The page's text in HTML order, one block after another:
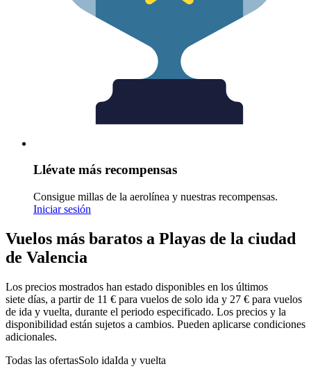
Llévate más recompensas
Consigue millas de la aerolínea y nuestras recompensas.
Iniciar sesión
Vuelos más baratos a Playas de la ciudad
de Valencia
Los precios mostrados han estado disponibles en los últimos
siete días, a partir de 11 € para vuelos de solo ida y 27 € para vuelos
de ida y vuelta, durante el periodo especificado. Los precios y la
disponibilidad están sujetos a cambios. Pueden aplicarse condiciones
adicionales.
Todas las ofertasSolo idaIda y vuelta